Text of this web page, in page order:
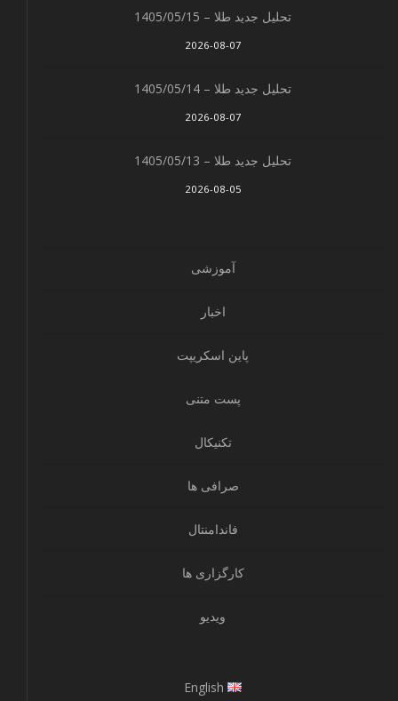
تحلیل جدید طلا – 1405/05/15
2026-08-07
تحلیل جدید طلا – 1405/05/14
2026-08-07
تحلیل جدید طلا – 1405/05/13
2026-08-05
آموزشی
اخبار
پاین اسکریپت
پست متنی
تکنیکال
صرافی ها
فاندامنتال
کارگزاری ها
ویدیو
English